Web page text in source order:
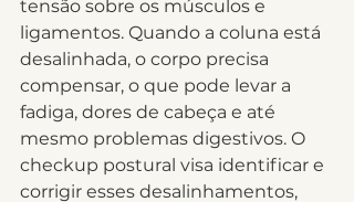
tensão sobre os músculos e
ligamentos. Quando a coluna está
desalinhada, o corpo precisa
compensar, o que pode levar a
fadiga, dores de cabeça e até
mesmo problemas digestivos. O
checkup postural visa identificar e
corrigir esses desalinhamentos,